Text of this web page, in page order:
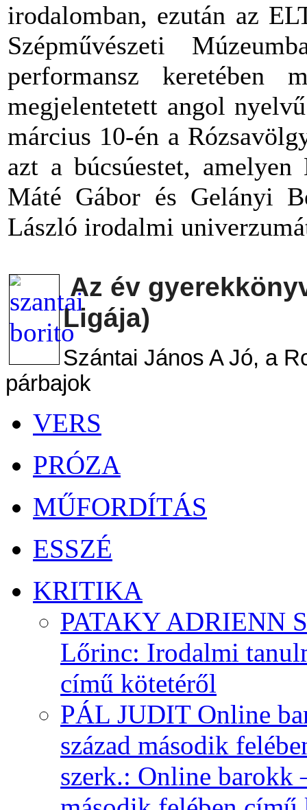
irodalomban, ezután az
Szépművészeti
performansz
megjelentetett angol
március 10-én a
azt a búcsúestet,
Máté Gábor és Gelányi
László irodalmi
Az év
Ligája)
Szántai János A Jó, a
párbajok
VERS
PRÓZA
MŰFORDÍTÁS
ESSZÉ
KRITIKA
PATAKY ADRIENN
Lőrinc: Irodalmi
című kötetéről
PÁL JUDIT Online
század második
szerk.: Online barokk